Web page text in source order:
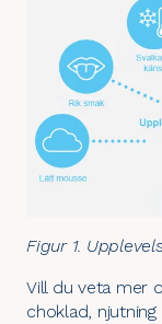
Figur 1.
Vill du veta mer
choklad,